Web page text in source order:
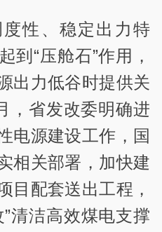
性、稳定出力特
到“压舱石”作用，
出力低谷时提供关
，省发改委明确进
电源建设工作，国
相关部署，加快建
目配套送出工程，
清洁高效煤电支撑